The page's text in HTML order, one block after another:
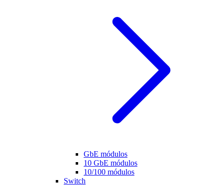
GbE módulos
10 GbE módulos
10/100 módulos
Switch